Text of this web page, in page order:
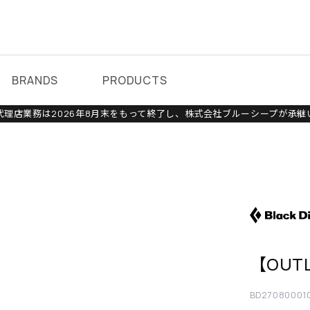
BRANDS PRODUCTS
店業務は2026年8月末をもって終了し、株式会社ブルーシープが承継
【